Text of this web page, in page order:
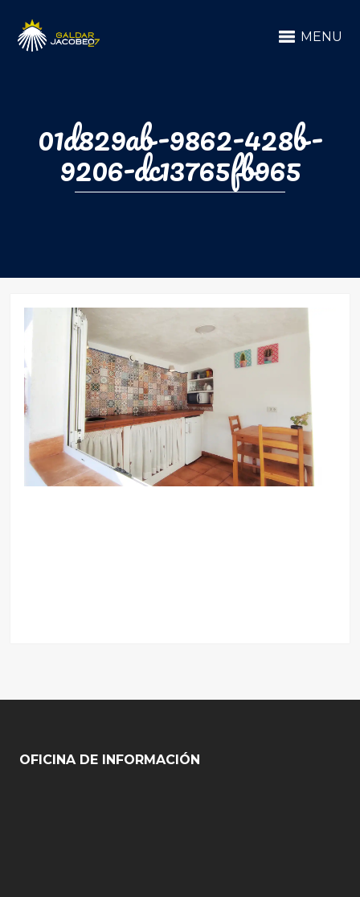
MENU
01d829ab-9862-428b-
9206-dc13765fb965
OFICINA DE INFORMACIÓN